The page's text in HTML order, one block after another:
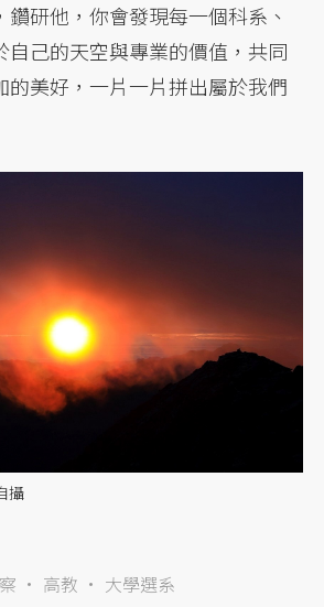
研他，你會發現每一個科系、
自己的天空與專業的價值，共同
的美好，一片一片拼出屬於我們
攝
高教 大學選系